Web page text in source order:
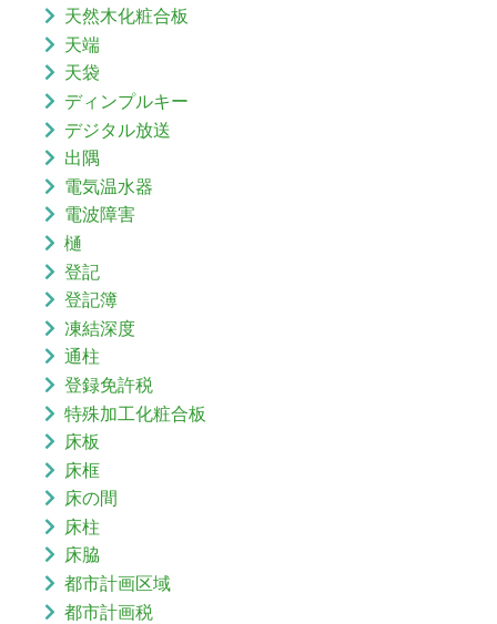
天然木化粧合板
天端
天袋
ディンプルキー
デジタル放送
出隅
電気温水器
電波障害
樋
登記
登記簿
凍結深度
通柱
登録免許税
特殊加工化粧合板
床板
床框
床の間
床柱
床脇
都市計画区域
都市計画税